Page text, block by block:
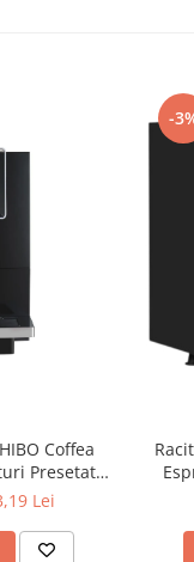
Coffea
Presetate,
Negru
Lei
-